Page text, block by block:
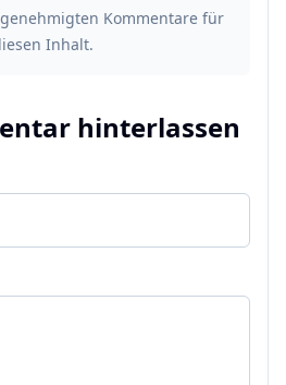
Kommentare für
Inhalt.
hinterlassen